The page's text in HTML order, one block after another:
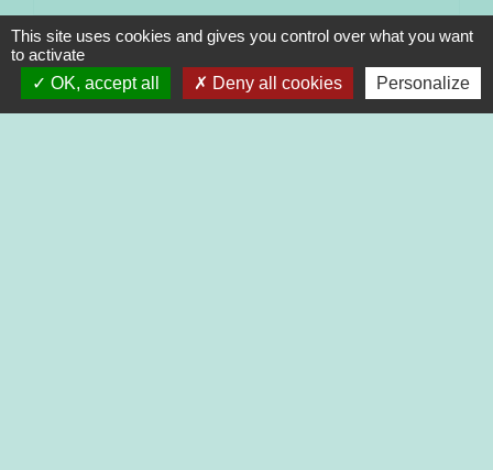
This site uses cookies and gives you control over what you want
to activate
OK, accept all
Deny all cookies Personalize